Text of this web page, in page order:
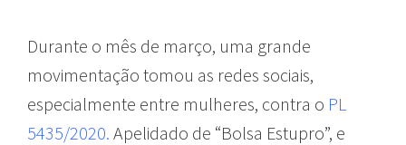
Durante o mês de março, uma grande
movimentação tomou as redes sociais,
especialmente entre mulheres, contra o PL
5435/2020. Apelidado de “Bolsa Estupro”, e